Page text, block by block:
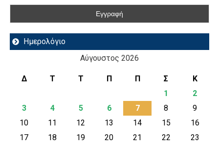
Ημερολόγιο
Αύγουστος 2026
Δ Τ Τ Π Π Σ
Κ
1
2
3
4 5 6 7 8
9
10
11 12 13 14 15
16
17
18 19 20 21 22
23